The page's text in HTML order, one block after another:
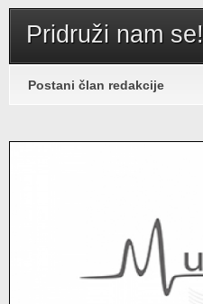
Pridruži nam se!
Postani član redakcije